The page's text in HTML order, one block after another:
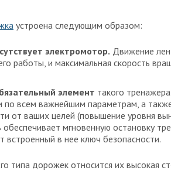
устроена следующим образом:
электромотор. Движение
работы, и максимальная скорость
элемент такого
по всем важнейшим параметрам, а
от ваших целей (повышение уровня
обеспечивает мгновенную остановку
встроенный в нее ключ безопасности.
типа дорожек относится их высокая